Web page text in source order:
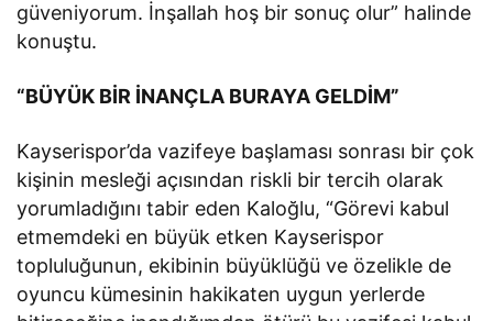
güveniyorum. İnşallah hoş bir sonuç olur” halinde
konuştu.
“BÜYÜK BİR İNANÇLA BURAYA GELDİM”
Kayserispor’da vazifeye başlaması sonrası bir çok
kişinin mesleği açısından riskli bir tercih olarak
yorumladığını tabir eden Kaloğlu, “Görevi kabul
etmemdeki en büyük etken Kayserispor
topluluğunun, ekibinin büyüklüğü ve özelikle de
oyuncu kümesinin hakikaten uygun yerlerde